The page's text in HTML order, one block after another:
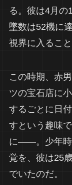
る。彼は4月の
墜数は52機に
視界に入るこ
この時期、赤
ツの宝石店に
するごとに日
すという趣味
に——。少年時
覚を、彼は25
でいたのだ。